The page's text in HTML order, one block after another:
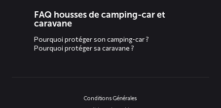
FAQ housses de camping-car et
caravane
Pourquoi protéger son camping-car ?
Pourquoi protéger sa caravane ?
Conditions Générales